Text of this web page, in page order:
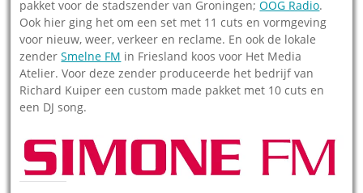
pakket voor de stadszender van Groningen;OOG Radio.
Ook hier ging het om een set met 11 cuts en vormgeving
voor nieuw, weer, verkeer en reclame. En ook de lokale
zenderSmelne FM in Friesland koos voor Het Media
Atelier. Voor deze zender produceerde het bedrijf van
Richard Kuiper een custom made pakket met 10 cuts en
een DJ song.